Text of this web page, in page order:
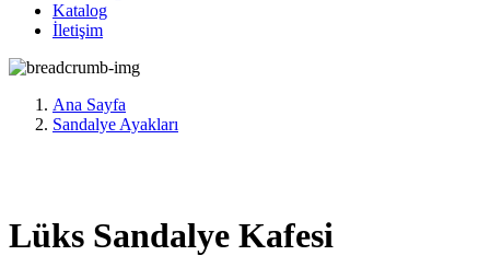
Katalog
İletişim
Ana Sayfa
Sandalye Ayakları
Lüks Sandalye Kafesi